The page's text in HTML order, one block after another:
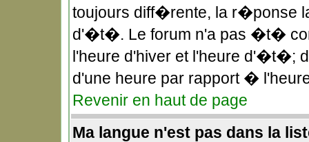
toujours diff�rente, la r�ponse
d'�t�. Le forum n'a pas �t�
l'heure d'hiver et l'heure
d'une heure par rapport �
Revenir en haut de page
Ma langue n'est pas dans la